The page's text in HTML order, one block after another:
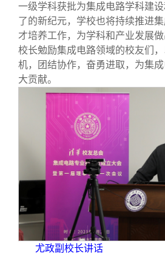
一级学科获批为集成电路学科建
了的新纪元，学校也将持续推进
才培养工作，为学科和产业发展
校长勉励集成电路领域的校友们
机，团结协作，奋勇进取，为集
大贡献。
尤政副校长讲话